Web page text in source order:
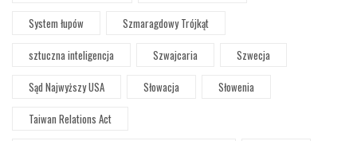
System łupów
Szmaragdowy Trójkąt
sztuczna inteligencja
Szwajcaria
Szwecja
Sąd Najwyższy USA
Słowacja
Słowenia
Taiwan Relations Act